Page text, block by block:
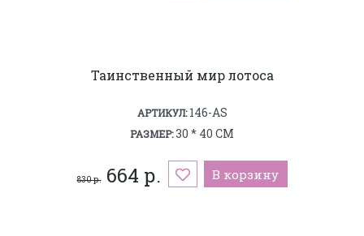
Таинственный мир лотоса
АРТИКУЛ:146-AS
РАЗМЕР:30 * 40 СМ
830 р.664 р. В корзину